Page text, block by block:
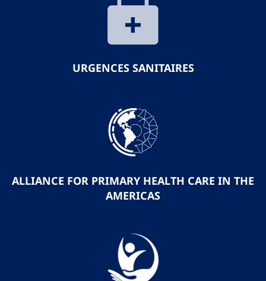
URGENCES SANITAIRES
ALLIANCE FOR PRIMARY HEALTH CARE IN THE
AMERICAS